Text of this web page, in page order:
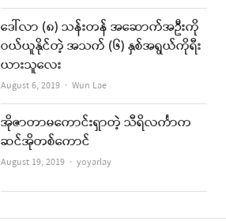
ဒေါ်လာ (၈) သန်းတန် အဆောက်အဦးကို
ဝယ်ယူနိုင်တဲ့ အသက် (၆) နှစ်အရွယ်ကိုရီး
ယားသူလေး
August 6, 2019 Author
Wun Lae
အိုဇာတာမကောင်းရှာတဲ့ သီရိလင်္ကာက
ဆင်အိုတစ်ကောင်
August 19, 2019 Author
yoyarlay